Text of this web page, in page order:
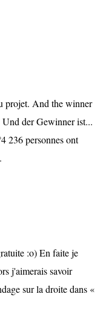
projet. And the winner
der Gewinner ist...
236 personnes ont
:o) En faite je
j'aimerais savoir
sur la droite dans «